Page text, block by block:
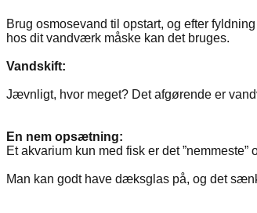
Brug osmosevand til opstart, og efter
hos dit vandværk måske kan det bruges.
Vandskift:
Jævnligt, hvor meget? Det afgørende er
En nem opsætning:
Et akvarium kun med fisk er det
Man kan godt have dæksglas på, og det